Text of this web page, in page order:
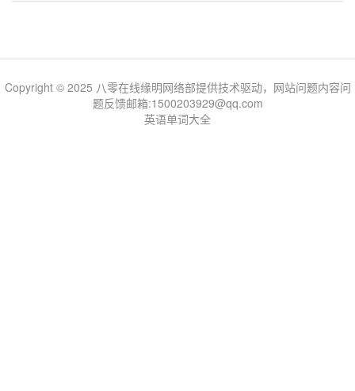
Copyright © 2025 八零在线缘明网络部提供技术驱动，网站问题内容问
题反馈邮箱:1500203929@qq.com
英语单词大全